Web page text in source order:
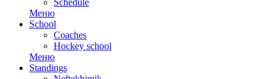
Schedule
Меню
School
Coaches
Hockey school
Меню
Standings